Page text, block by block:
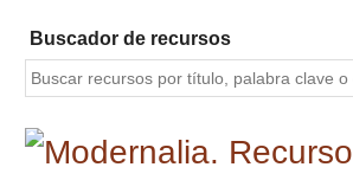
contenido
principal
Buscador de recursos